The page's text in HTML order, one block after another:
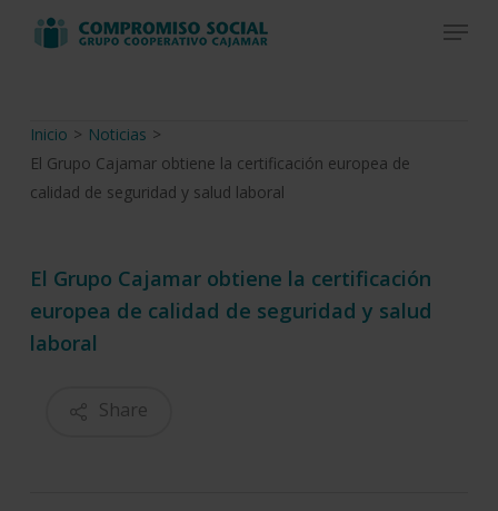
Menu
Inicio > Noticias >
El Grupo Cajamar obtiene la certificación europea de
calidad de seguridad y salud laboral
El Grupo Cajamar obtiene la certificación
europea de calidad de seguridad y salud
laboral
Share